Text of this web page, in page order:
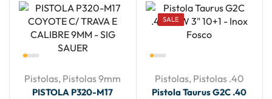
Pistolas, Pistolas 9mm
PISTOLA P320-M17
SALE
Pistolas, Pistolas .40
Pistola Taurus G2C .40